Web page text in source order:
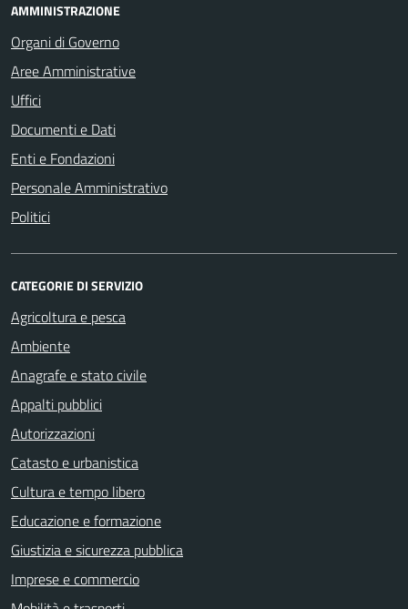
AMMINISTRAZIONE
Organi di Governo
Aree Amministrative
Uffici
Documenti e Dati
Enti e Fondazioni
Personale Amministrativo
Politici
CATEGORIE DI SERVIZIO
Agricoltura e pesca
Ambiente
Anagrafe e stato civile
Appalti pubblici
Autorizzazioni
Catasto e urbanistica
Cultura e tempo libero
Educazione e formazione
Giustizia e sicurezza pubblica
Imprese e commercio